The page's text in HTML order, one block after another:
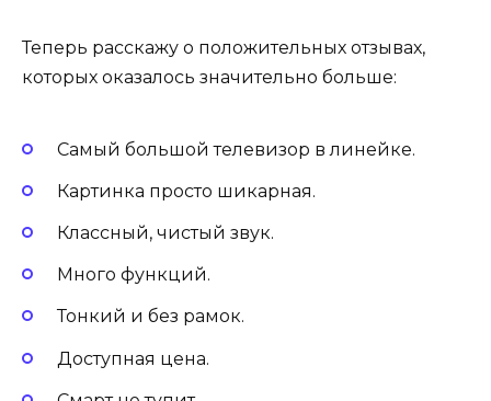
Теперь расскажу о положительных отзывах,
которых оказалось значительно больше:
Самый большой телевизор в линейке.
Картинка просто шикарная.
Классный, чистый звук.
Много функций.
Тонкий и без рамок.
Доступная цена.